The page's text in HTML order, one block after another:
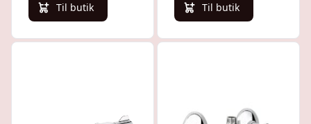
Til butik Til butik